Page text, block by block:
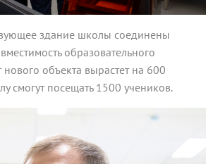
здание школы соединены
образовательного
объекта вырастет на 600
смогут посещать 1500 учеников.